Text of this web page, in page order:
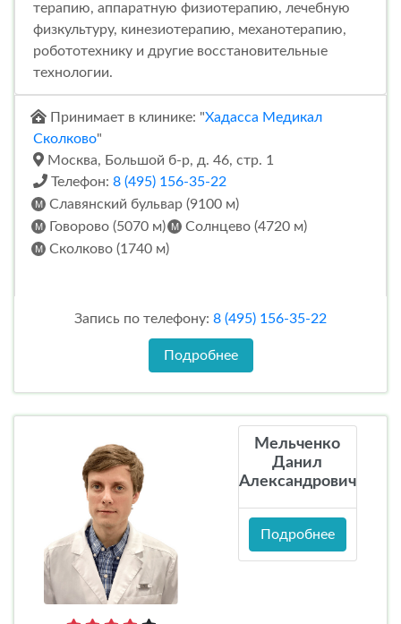
терапию, аппаратную физиотерапию, лечебную
физкультуру, кинезиотерапию, механотерапию,
робототехнику и другие восстановительные
технологии.
Принимает в клинике: "Хадасса Медикал
Сколково"
Москва, Большой б-р, д. 46, стр. 1
Телефон: 8 (495) 156-35-22
Славянский бульвар (9100 м)
Говорово (5070 м)
Солнцево (4720 м)
Сколково (1740 м)
Запись по телефону: 8 (495) 156-35-22
Подробнее
Мельченко
Данил
Александрович
Подробнее